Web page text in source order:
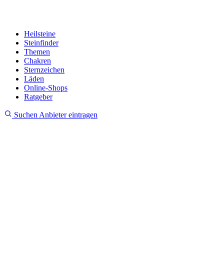
Heilsteine
Steinfinder
Themen
Chakren
Sternzeichen
Läden
Online-Shops
Ratgeber
Suchen Anbieter eintragen